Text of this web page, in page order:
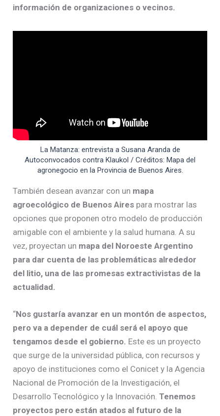
información de organizaciones o vecinos.
La Matanza: entrevista a Susana Aranda de
Autoconvocados contra Klaukol / Créditos: Mapa del
agronegocio en la Provincia de Buenos Aires.
También desean avanzar con un mapa
agroecológico de Buenos Aires para mostrar las
opciones que proponen otro modelo de producción
amigable con el ambiente y la salud humana. A su
vez, proyectan un mapa del Noroeste Argentino
para dar cuenta de las problemáticas alrededor
del litio, una de las promesas extractivistas de la
actualidad.
“Nos gustaría avanzar en un montón de aspectos,
pero va a depender de cuál será el apoyo que
tengamos desde el gobierno. Este es un proyecto
que surge de la universidad pública, con recursos y
apoyo de instituciones como el Conicet y la Agencia
Nacional de Promoción de la Investigación, el
Desarrollo Tecnológico y la Innovación.Tenemos
proyectos pero están atados al futuro de la